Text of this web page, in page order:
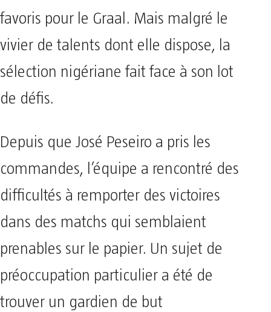
favoris pour le Graal. Mais malgré le
vivier de talents dont elle dispose, la
sélection nigériane fait face à son lot
de défis.
Depuis que José Peseiro a pris les
commandes, l’équipe a rencontré des
difficultés à remporter des victoires
dans des matchs qui semblaient
prenables sur le papier. Un sujet de
préoccupation particulier a été de
trouver un gardien de but